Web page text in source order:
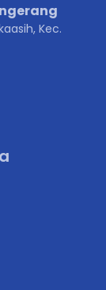
Kec.